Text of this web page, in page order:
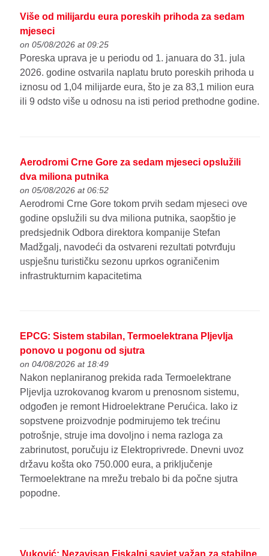
Više od milijardu eura poreskih prihoda za sedam
mjeseci
on 05/08/2026 at 09:25
Poreska uprava je u periodu od 1. januara do 31. jula
2026. godine ostvarila naplatu bruto poreskih prihoda u
iznosu od 1,04 milijarde eura, što je za 83,1 milion eura
ili 9 odsto više u odnosu na isti period prethodne godine.
Aerodromi Crne Gore za sedam mjeseci opslužili
dva miliona putnika
on 05/08/2026 at 06:52
Aerodromi Crne Gore tokom prvih sedam mjeseci ove
godine opslužili su dva miliona putnika, saopštio je
predsjednik Odbora direktora kompanije Stefan
Madžgalj, navodeći da ostvareni rezultati potvrđuju
uspješnu turističku sezonu uprkos ograničenim
infrastrukturnim kapacitetima
EPCG: Sistem stabilan, Termoelektrana Pljevlja
ponovo u pogonu od sjutra
on 04/08/2026 at 18:49
Nakon neplaniranog prekida rada Termoelektrane
Pljevlja uzrokovanog kvarom u prenosnom sistemu,
odgođen je remont Hidroelektrane Perućica. Iako iz
sopstvene proizvodnje podmirujemo tek trećinu
potrošnje, struje ima dovoljno i nema razloga za
zabrinutost, poručuju iz Elektroprivrede. Dnevni uvoz
državu košta oko 750.000 eura, a priključenje
Termoelektrane na mrežu trebalo bi da počne sjutra
popodne.
Vuković: Nezavisan Fiskalni savjet važan za stabilne